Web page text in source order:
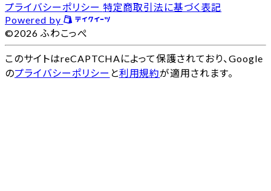
プライバシーポリシー 特定商取引法に基づく表記
Powered by
©2026 ふわこっぺ
このサイトはreCAPTCHAによって保護されており、Google
のプライバシーポリシー と利用規約が適用されます。